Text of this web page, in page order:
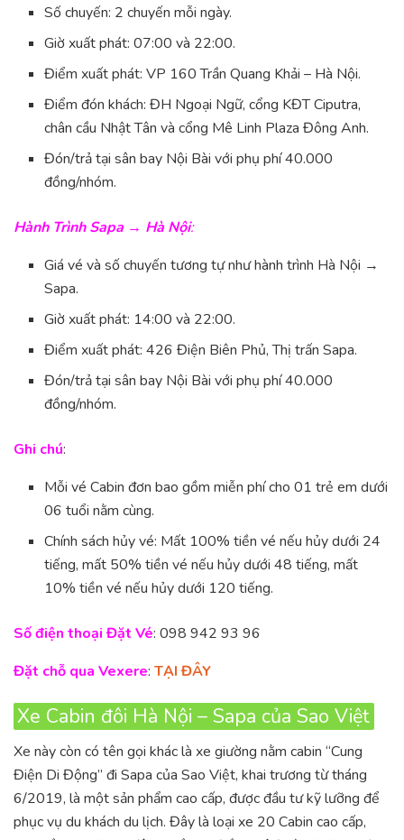
Số chuyến: 2 chuyến mỗi ngày.
Giờ xuất phát: 07:00 và 22:00.
Điểm xuất phát: VP 160 Trần Quang Khải – Hà Nội.
Điểm đón khách: ĐH Ngoại Ngữ, cổng KĐT Ciputra,
chân cầu Nhật Tân và cổng Mê Linh Plaza Đông Anh.
Đón/trả tại sân bay Nội Bài với phụ phí 40.000
đồng/nhóm.
Hành Trình Sapa → Hà Nội:
Giá vé và số chuyến tương tự như hành trình Hà Nội →
Sapa.
Giờ xuất phát: 14:00 và 22:00.
Điểm xuất phát: 426 Điện Biên Phủ, Thị trấn Sapa.
Đón/trả tại sân bay Nội Bài với phụ phí 40.000
đồng/nhóm.
Ghi chú:
Mỗi vé Cabin đơn bao gồm miễn phí cho 01 trẻ em dưới
06 tuổi nằm cùng.
Chính sách hủy vé: Mất 100% tiền vé nếu hủy dưới 24
tiếng, mất 50% tiền vé nếu hủy dưới 48 tiếng, mất
10% tiền vé nếu hủy dưới 120 tiếng.
Số điện thoại Đặt Vé: 098 942 93 96
Đặt chỗ qua Vexere: TẠI ĐÂY
Xe Cabin đôi Hà Nội – Sapa của Sao Việt
Xe này còn có tên gọi khác là xe giường nằm cabin “Cung
Điện Di Động” đi Sapa của Sao Việt, khai trương từ tháng
6/2019, là một sản phẩm cao cấp, được đầu tư kỹ lưỡng để
phục vụ du khách du lịch. Đây là loại xe 20 Cabin cao cấp,